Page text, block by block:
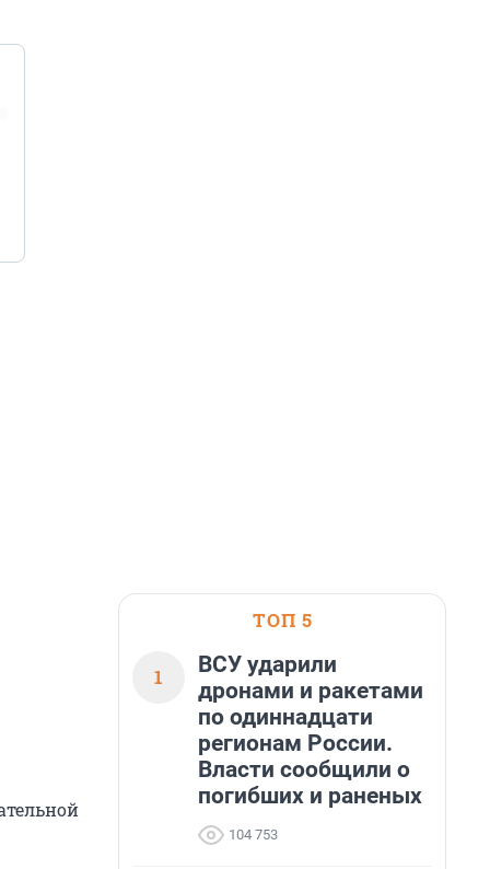
ТОП 5
1
ВСУ ударили
дронами и ракетами
по одиннадцати
регионам России.
Власти сообщили о
погибших и раненых
104 753